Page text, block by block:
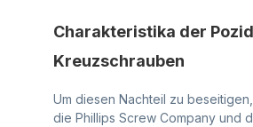
Charakteristika der
Kreuzschrauben
Um diesen Nachteil zu
die Phillips Screw Company und